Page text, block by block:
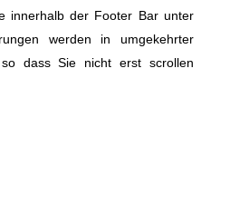
innerhalb der Footer Bar unter
werden in umgekehrter
so dass Sie nicht erst scrollen